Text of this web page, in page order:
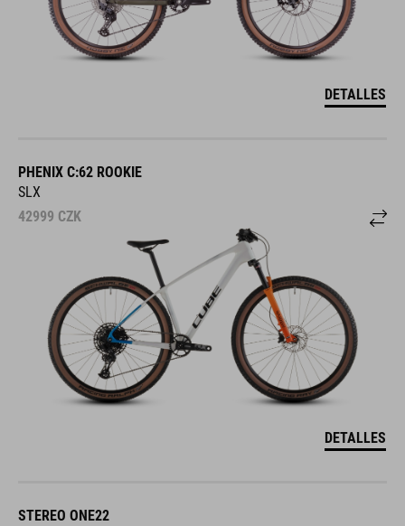
DETALLES
PHENIX C:62 ROOKIE
SLX
42999 CZK
DETALLES
STEREO ONE22